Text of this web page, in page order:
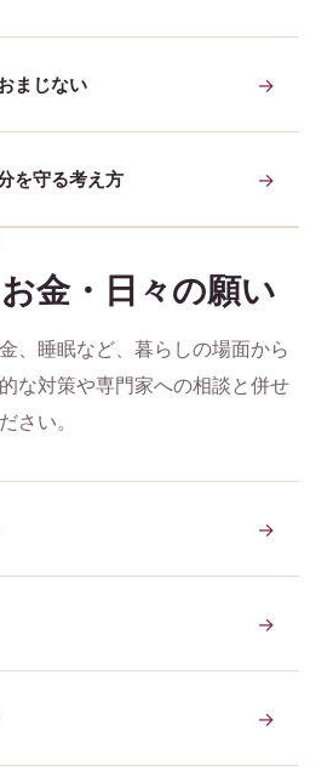
まじない →
を守る考え方 →
金・日々の願い
、睡眠など、暮らしの場面から
な対策や専門家への相談と併せ
さい。
→
→
→